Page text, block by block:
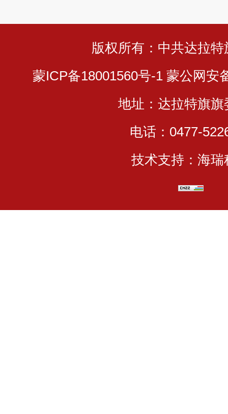
版权所有：中共达拉
蒙ICP备18001560号-1 蒙公网安
地址：达拉特旗旗
电话：0477-
技术支持：海瑞